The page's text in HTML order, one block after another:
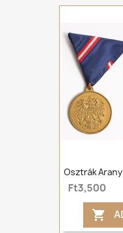
Osztrák
Ft3,500
